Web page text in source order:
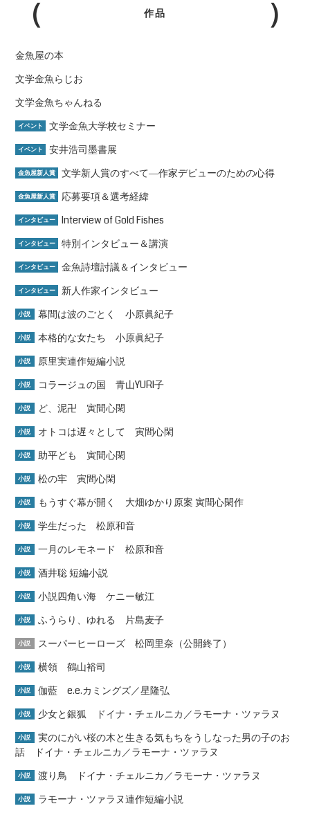
作品
金魚屋の本
文学金魚らじお
文学金魚ちゃんねる
イベント 文学金魚大学校セミナー
イベント 安井浩司墨書展
金魚屋新人賞 文学新人賞のすべて―作家デビューのための心得
金魚屋新人賞 応募要項＆選考経緯
インタビュー Interview of Gold Fishes
インタビュー 特別インタビュー＆講演
インタビュー 金魚詩壇討議＆インタビュー
インタビュー 新人作家インタビュー
小説 幕間は波のごとく 小原眞紀子
小説 本格的な女たち 小原眞紀子
小説 原里実連作短編小説
小説 コラージュの国 青山YURI子
小説 ど、泥卍 寅間心閑
小説 オトコは遅々として 寅間心閑
小説 助平ども 寅間心閑
小説 松の牢 寅間心閑
小説 もうすぐ幕が開く 大畑ゆかり原案 寅間心閑作
小説 学生だった 松原和音
小説 一月のレモネード 松原和音
小説 酒井聡 短編小説
小説 小説四角い海 ケニー敏江
小説 ふうらり、ゆれる 片島麦子
小説 スーパーヒーローズ 松岡里奈（公開終了）
小説 横領 鶴山裕司
小説 伽藍 e.e.カミングズ／星隆弘
小説 少女と銀狐 ドイナ・チェルニカ／ラモーナ・ツァラヌ
小説
実のにがい桜の木と生きる気もちをうしなった男の子のお
話 ドイナ・チェルニカ／ラモーナ・ツァラヌ
小説 渡り鳥 ドイナ・チェルニカ／ラモーナ・ツァラヌ
小説 ラモーナ・ツァラヌ連作短編小説